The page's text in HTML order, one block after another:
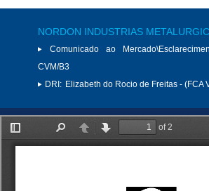
NORDON INDUSTRIAS
Comunicado ao
CVM/B3
DRI: Elizabeth do Rocio de Freitas - (FCA